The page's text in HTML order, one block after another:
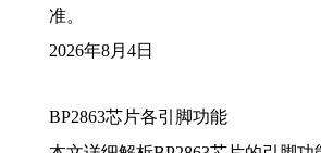
准。
2026年8月4日
BP2863芯片各引脚功能